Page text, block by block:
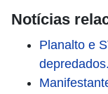
Notícias
Planalto e
depredados.